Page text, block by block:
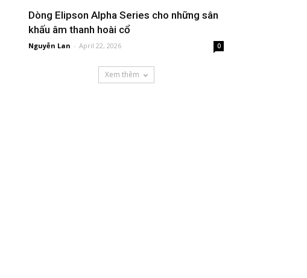
Dòng Elipson Alpha Series cho những sân
khấu âm thanh hoài cổ
Nguyễn Lan - April 22, 2026 0
Xem thêm